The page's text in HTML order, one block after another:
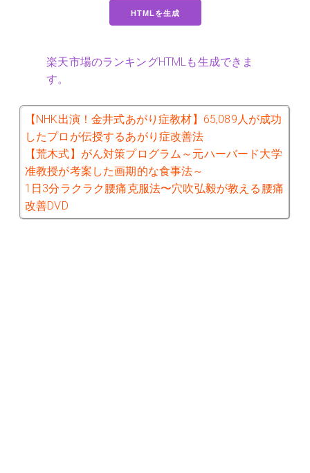
楽天市場のランキングHTMLも生成できま
す。
【NHK出演！金井式あがり症教材】65,089人が成功
したプロが伝授するあがり症改善法
【荒木式】がん対策プログラム～元ハーバード大学
准教授が考案した画期的な食事法～
1日3分ラクラク腰痛克服法〜穴吹弘毅が教える腰痛
改善DVD